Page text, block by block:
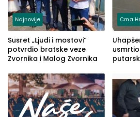
Najnovije
Susret „Ljudi i mostovi“
potvrdio bratske veze
Zvornika i Malog Zvornika
Crna
(FOTO)